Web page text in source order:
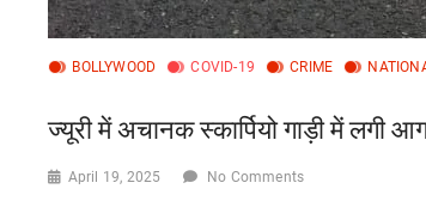
BOLLYWOOD COVID-19 CRIME
ज्यूरी में अचानक स्कार्पियो गाड़ी में
April 19, 2025 No Comments